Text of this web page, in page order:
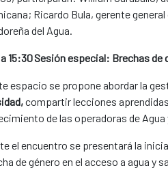
Ricardo Bula, gerente
del Agua.
15:30 Sesión especial: Brechas
espacio se propone abordar la
compartir lecciones
de las operadoras de
el encuentro se presentará la
de género en el acceso a agua y